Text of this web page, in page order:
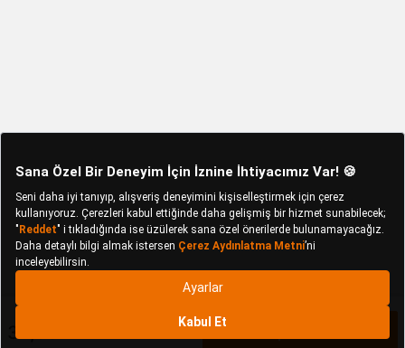
34,99 TL